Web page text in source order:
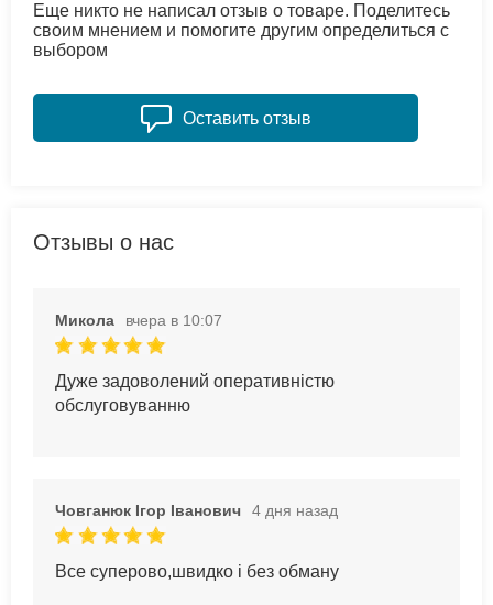
Еще никто не написал отзыв о товаре. Поделитесь
своим мнением и помогите другим определиться с
выбором
Оставить отзыв
Отзывы о нас
Микола вчера в 10:07
Дуже задоволений оперативністю
обслуговуванню
Човганюк Ігор Іванович 4 дня назад
Все суперово,швидко і без обману